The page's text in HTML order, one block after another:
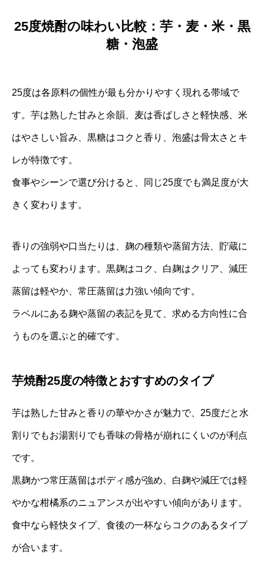
25度焼酎の味わい比較：芋・麦・米・黒
糖・泡盛
25度は各原料の個性が最も分かりやすく現れる帯域で
す。芋は熟した甘みと余韻、麦は香ばしさと軽快感、米
はやさしい旨み、黒糖はコクと香り、泡盛は骨太さとキ
レが特徴です。
食事やシーンで選び分けると、同じ25度でも満足度が大
きく変わります。
香りの強弱や口当たりは、麹の種類や蒸留方法、貯蔵に
よっても変わります。黒麹はコク、白麹はクリア、減圧
蒸留は軽やか、常圧蒸留は力強い傾向です。
ラベルにある麹や蒸留の表記を見て、求める方向性に合
うものを選ぶと的確です。
芋焼酎25度の特徴とおすすめのタイプ
芋は熟した甘みと香りの華やかさが魅力で、25度だと水
割りでもお湯割りでも香味の骨格が崩れにくいのが利点
です。
黒麹かつ常圧蒸留はボディ感が強め、白麹や減圧では軽
やかな柑橘系のニュアンスが出やすい傾向があります。
食中なら軽快タイプ、食後の一杯ならコクのあるタイプ
が合います。